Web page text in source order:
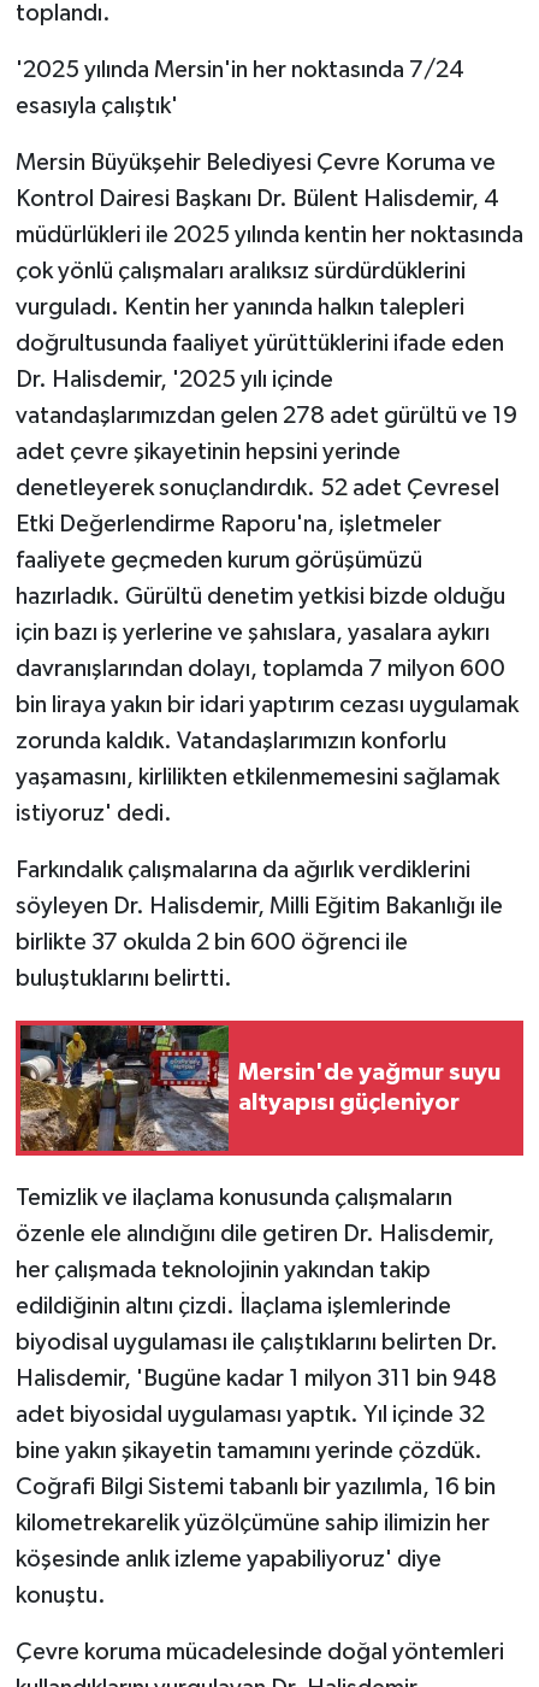
toplandı.
'2025 yılında Mersin'in her noktasında 7/24
esasıyla çalıştık'
Mersin Büyükşehir Belediyesi Çevre Koruma ve
Kontrol Dairesi Başkanı Dr. Bülent Halisdemir, 4
müdürlükleri ile 2025 yılında kentin her noktasında
çok yönlü çalışmaları aralıksız sürdürdüklerini
vurguladı. Kentin her yanında halkın talepleri
doğrultusunda faaliyet yürüttüklerini ifade eden
Dr. Halisdemir, '2025 yılı içinde
vatandaşlarımızdan gelen 278 adet gürültü ve 19
adet çevre şikayetinin hepsini yerinde
denetleyerek sonuçlandırdık. 52 adet Çevresel
Etki Değerlendirme Raporu'na, işletmeler
faaliyete geçmeden kurum görüşümüzü
hazırladık. Gürültü denetim yetkisi bizde olduğu
için bazı iş yerlerine ve şahıslara, yasalara aykırı
davranışlarından dolayı, toplamda 7 milyon 600
bin liraya yakın bir idari yaptırım cezası uygulamak
zorunda kaldık. Vatandaşlarımızın konforlu
yaşamasını, kirlilikten etkilenmemesini sağlamak
istiyoruz' dedi.
Farkındalık çalışmalarına da ağırlık verdiklerini
söyleyen Dr. Halisdemir, Milli Eğitim Bakanlığı ile
birlikte 37 okulda 2 bin 600 öğrenci ile
buluştuklarını belirtti.
Mersin'de yağmur suyu
altyapısı güçleniyor
Temizlik ve ilaçlama konusunda çalışmaların
özenle ele alındığını dile getiren Dr. Halisdemir,
her çalışmada teknolojinin yakından takip
edildiğinin altını çizdi. İlaçlama işlemlerinde
biyodisal uygulaması ile çalıştıklarını belirten Dr.
Halisdemir, 'Bugüne kadar 1 milyon 311 bin 948
adet biyosidal uygulaması yaptık. Yıl içinde 32
bine yakın şikayetin tamamını yerinde çözdük.
Coğrafi Bilgi Sistemi tabanlı bir yazılımla, 16 bin
kilometrekarelik yüzölçümüne sahip ilimizin her
köşesinde anlık izleme yapabiliyoruz' diye
konuştu.
Çevre koruma mücadelesinde doğal yöntemleri